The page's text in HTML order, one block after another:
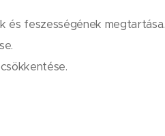
és feszességének megtartása.